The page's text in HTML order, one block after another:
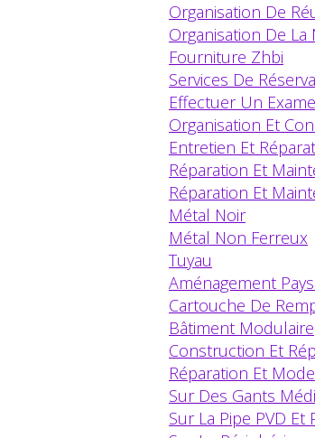
Organisation De
Organisation De
Fourniture Zhbi
Services De
Effectuer Un
Organisation Et
Entretien Et
Réparation Et
Réparation Et
Métal Noir
Métal Non Ferreux
Tuyau
Aménagement
Cartouche De
Bâtiment Modulaire
Construction Et
Réparation Et
Sur Des Gants
Sur La Pipe PVD Et